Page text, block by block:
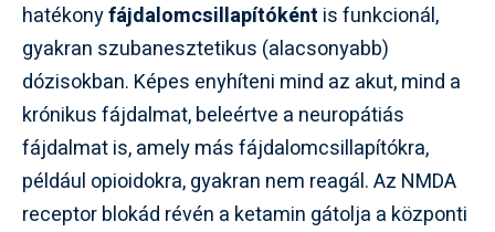
hatékonyfájdalomcsillapítóként is funkcionál,
gyakran szubanesztetikus (alacsonyabb)
dózisokban. Képes enyhíteni mind az akut, mind a
krónikus fájdalmat, beleértve a neuropátiás
fájdalmat is, amely más fájdalomcsillapítókra,
például opioidokra, gyakran nem reagál. Az NMDA
receptor blokád révén a ketamin gátolja a központi